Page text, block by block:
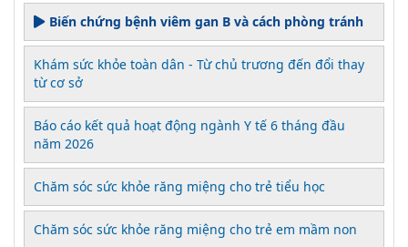
Biến chứng bệnh viêm gan B và cách phòng tránh
Khám sức khỏe toàn dân - Từ chủ trương đến đổi thay
từ cơ sở
Báo cáo kết quả hoạt động ngành Y tế 6 tháng đầu
năm 2026
Chăm sóc sức khỏe răng miệng cho trẻ tiểu học
Chăm sóc sức khỏe răng miệng cho trẻ em mầm non